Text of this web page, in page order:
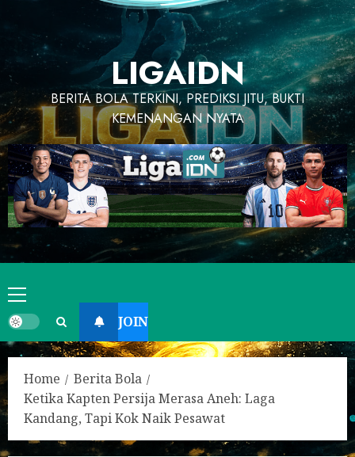
LIGAIDN
BERITA BOLA TERKINI, PREDIKSI JITU, BUKTI
KEMENANGAN NYATA
JOIN
Home
Berita Bola
Ketika Kapten Persija Merasa Aneh: Laga
Kandang, Tapi Kok Naik Pesawat